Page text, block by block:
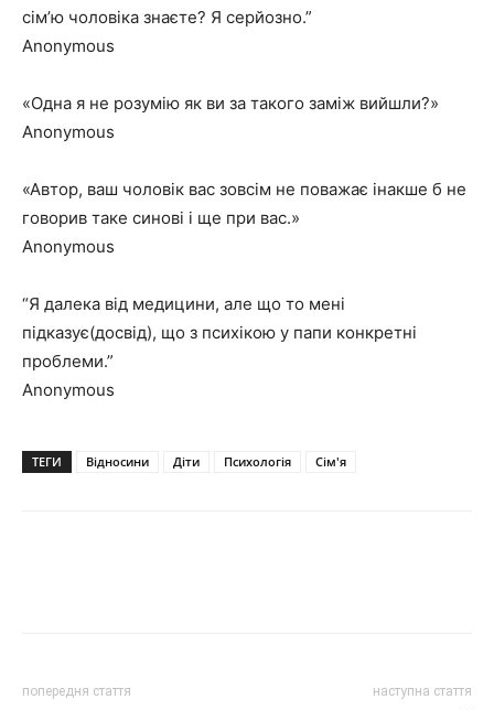
сім’ю чоловіка знаєте? Я серйозно.”
Anonymous
«Одна я не розумію як ви за такого заміж вийшли?»
Anonymous
«Автор, ваш чоловік вас зовсім не поважає інакше б не
говорив таке синові і ще при вас.»
Anonymous
“Я далека від медицини, але що то мені
підказує(досвід), що з психікою у папи конкретні
проблеми.”
Anonymous
ТЕГИ Відносини Діти Психологія Сім'я
попередня стаття наступна стаття